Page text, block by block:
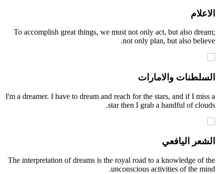
To accomplish great things, we must not only act, but also
not only plan, but also
والامارات
I'm a dreamer. I have to dream and reach for the stars, and if I
star then I grab a handful of
اليافعي
The interpretation of dreams is the royal road to a knowledge
unconscious activities of the